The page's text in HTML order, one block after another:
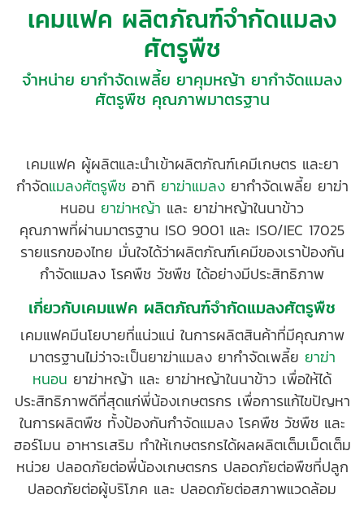
เคมแฟค ผลิตภัณฑ์จำกัดแมลง
ศัตรูพืช
จำหน่าย ยากำจัดเพลี้ย ยาคุมหญ้า ยากำจัดแมลง
ศัตรูพืช คุณภาพมาตรฐาน
เคมแฟค ผู้ผลิตและนำเข้าผลิตภัณฑ์เคมีเกษตร และยา
กำจัดแมลงศัตรูพืช อาทิ ยาฆ่าแมลงยากำจัดเพลี้ย ยาฆ่า
หนอน ยาฆ่าหญ้า และ ยาฆ่าหญ้าในนาข้าว
คุณภาพที่ผ่านมาตรฐาน ISO 9001 และ ISO/IEC 17025
รายแรกของไทย มั่นใจได้ว่าผลิตภัณฑ์เคมีของเราป้องกัน
กำจัดแมลง โรคพืช วัชพืช ได้อย่างมีประสิทธิภาพ
เกี่ยวกับเคมแฟค ผลิตภัณฑ์จำกัดแมลงศัตรูพืช
เคมแฟคมีนโยบายที่แน่วแน่ ในการผลิตสินค้าที่มีคุณภาพ
มาตรฐานไม่ว่าจะเป็นยาฆ่าแมลง ยากำจัดเพลี้ย ยาฆ่า
หนอน ยาฆ่าหญ้า และ ยาฆ่าหญ้าในนาข้าว เพื่อให้ได้
ประสิทธิภาพดีที่สุดแก่พี่น้องเกษตรกร เพื่อการแก้ไขปัญหา
ในการผลิตพืช ทั้งป้องกันกำจัดแมลง โรคพืช วัชพืช และ
ฮอร์โมน อาหารเสริม ทำให้เกษตรกรได้ผลผลิตเต็มเม็ดเต็ม
หน่วย ปลอดภัยต่อพี่น้องเกษตรกร ปลอดภัยต่อพืชที่ปลูก
ปลอดภัยต่อผู้บริโภค และ ปลอดภัยต่อสภาพแวดล้อม